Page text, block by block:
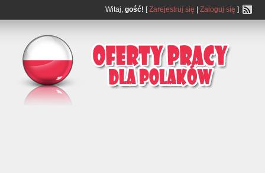
Witaj, gość! [Zarejestruj się Zaloguj się ]